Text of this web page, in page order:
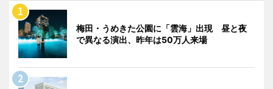
梅田・うめきた公園に「雲海」出現 昼と夜
で異なる演出、昨年は50万人来場